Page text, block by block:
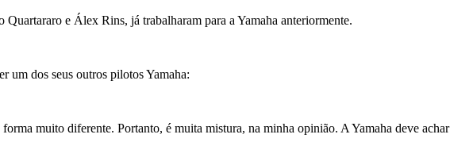
e Álex Rins, já trabalharam para a Yamaha anteriormente.
um dos seus outros pilotos Yamaha:
muito diferente. Portanto, é muita mistura, na minha opinião. A Yamaha deve achar